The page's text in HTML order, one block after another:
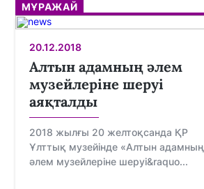
МҰРАЖАЙ
20.12.2018
Алтын адамның әлем
музейлеріне шеруі
аяқталды
2018 жылғы 20 желтоқсанда ҚР
Ұлттық музейінде «Алтын адамның
әлем музейлеріне шеруі&raquo...